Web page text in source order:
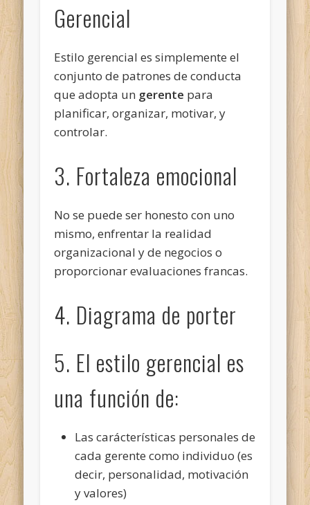
Gerencial
Estilo gerencial es simplemente el
conjunto de patrones de conducta
que adopta un gerente para
planificar, organizar, motivar, y
controlar.
3. Fortaleza emocional
No se puede ser honesto con uno
mismo, enfrentar la realidad
organizacional y de negocios o
proporcionar evaluaciones francas.
4. Diagrama de porter
5. El estilo gerencial es
una función de:
Las carácterísticas personales de
cada gerente como individuo (es
decir, personalidad, motivación
y valores)